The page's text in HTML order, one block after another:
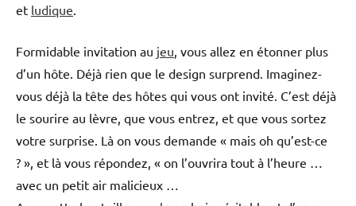
et ludique
Formidable invitation au jeu , vous allez en étonner plus
d’un hôte. Déjà rien que le design surprend. Imaginez-
vous déjà la tête des hôtes qui vous ont invité. C’est déjà
le sourire au lèvre, que vous entrez, et que vous sortez
votre surprise. Là on vous demande « mais oh qu’est-ce
? », et là vous répondez, « on l’ouvrira tout à l’heure …
avec un petit air malicieux …